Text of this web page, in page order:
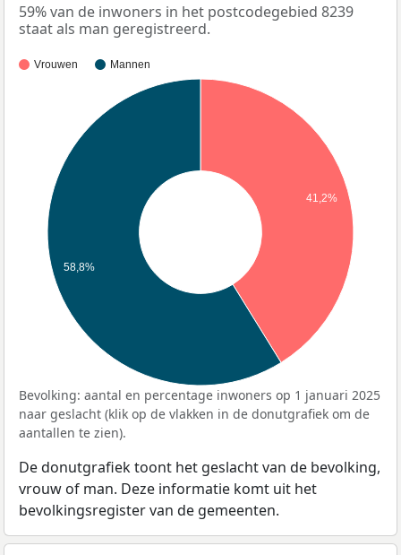
59% van de inwoners in het postcodegebied 8239
staat als man geregistreerd.
Vrouwen Mannen
41,2%
58,8%
Bevolking: aantal en percentage inwoners op 1 januari 2025
naar geslacht (klik op de vlakken in de donutgrafiek om de
aantallen te zien).
De donutgrafiek toont het geslacht van de bevolking,
vrouw of man. Deze informatie komt uit het
bevolkingsregister van de gemeenten.